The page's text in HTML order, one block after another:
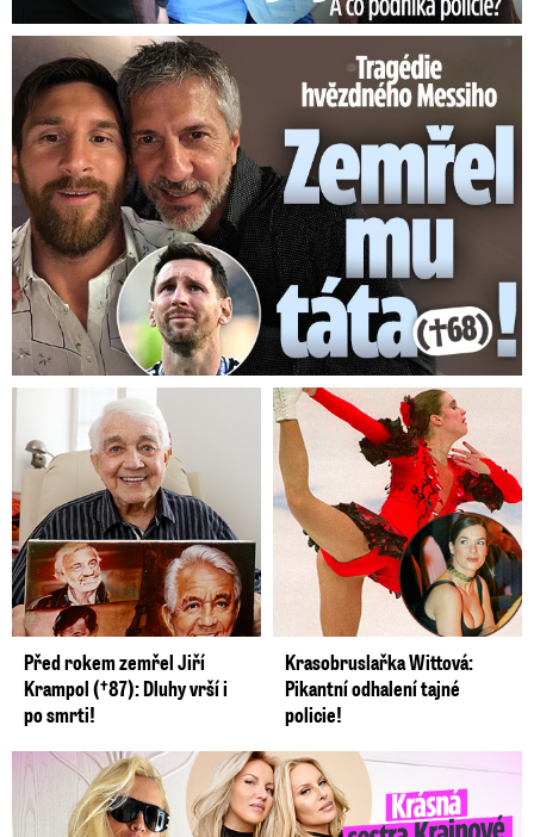
Tragédie hvězdného Messiho: Zemřel mu táta (†68)!
Před rokem zemřel Jiří
Krampol (†87): Dluhy vrší i
po smrti!
Krasobruslařka Wittová:
Pikantní odhalení tajné
policie!
Krásná sestra Krainové bez emocí: Mám to za pár…